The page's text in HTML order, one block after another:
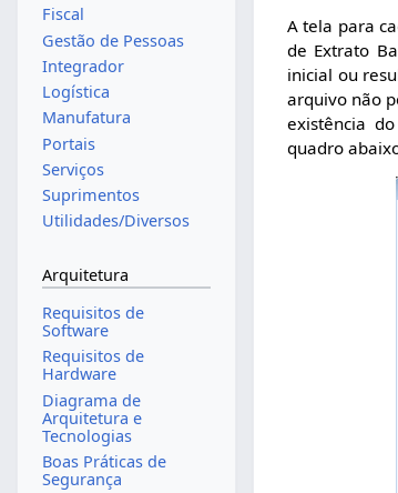
A tela para
de Extrato
inicial ou
arquivo não
existência
quadro
Fiscal
Gestão de Pessoas
Integrador
Logística
Manufatura
Portais
Serviços
Suprimentos
Utilidades/Diversos
Arquitetura
Requisitos de
Software
Requisitos de
Hardware
Diagrama de
Arquitetura e
Tecnologias
Boas Práticas de
Segurança